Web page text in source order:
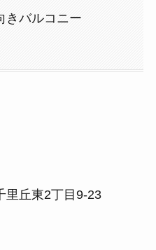
きバルコニー
丘東2丁目9-23